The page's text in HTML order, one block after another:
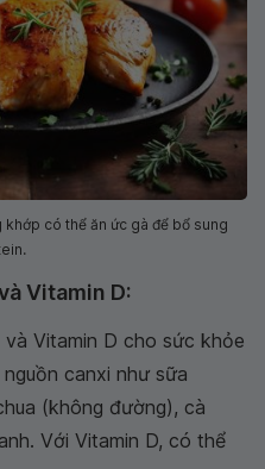
có thể ăn ức gà để bổ sung
Vitamin D:
Vitamin D cho sức khỏe
canxi như sữa
(không đường), cà
Với Vitamin D, có thể